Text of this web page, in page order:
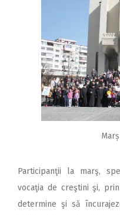
Participanţii la marş,
vocaţia de creştini şi,
determine şi să